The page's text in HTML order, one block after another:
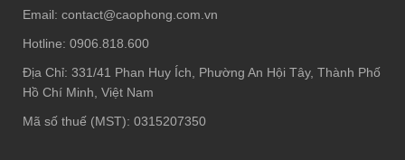
Email: contact@caophong.com.vn
Hotline: 0906.818.600
Địa Chỉ: 331/41 Phan Huy Ích, Phường An Hội Tây, Thành Phố
Hồ Chí Minh, Việt Nam
Mã số thuế (MST): 0315207350